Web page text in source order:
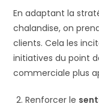
En adaptant la
chalandise, on
clients. Cela les
initiatives du point
commerciale plus
Renforcer le